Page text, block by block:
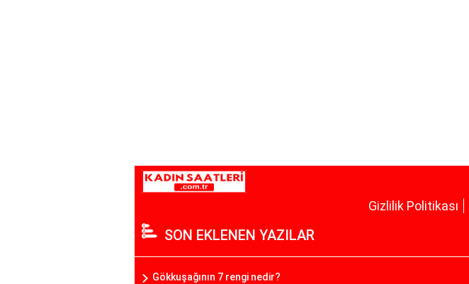
Gizlilik Politikası
SON EKLENEN YAZILAR
Gökkuşağının 7 rengi nedir?